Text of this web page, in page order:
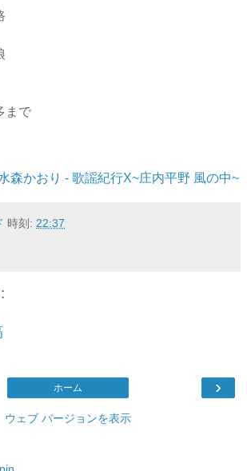
まで
森かおり - 歌謡紀行X~庄内平野 風の中~
時刻: 22:37
›
ホーム
ウェブ バージョンを表示